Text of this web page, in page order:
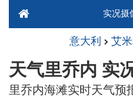
实况摄
意大利 艾
天气里乔内 实
里乔内海滩实时天气预